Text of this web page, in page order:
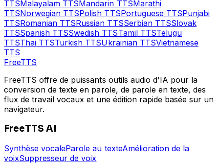
TTSMalayalam TTSMandarin TTSMarathi
TTSNorwegian TTSPolish TTSPortugueseTTSPunjabi
TTSRomanian TTSRussian TTSSerbianTTSSlovak
TTSSpanish TTSSwedish TTSTamilTTSTelugu
TTSThai TTSTurkish TTSUkrainianTTSVietnamese
TTS
FreeTTS
FreeTTS offre de puissants outils audio d'IA pour la
conversion de texte en parole, de parole en texte, des
flux de travail vocaux et une édition rapide basée sur un
navigateur.
FreeTTS AI
Synthèse vocaleParole au texteAmélioration de la
voixSuppresseur de voix